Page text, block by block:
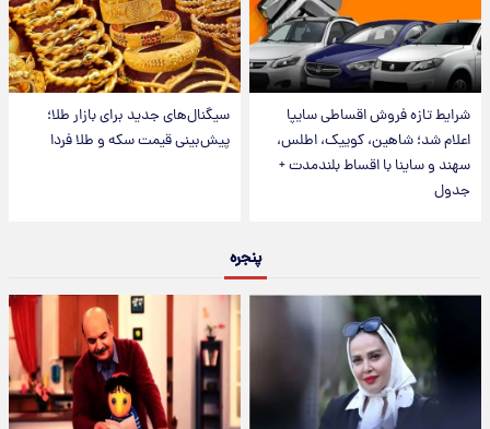
شرایط تازه فروش اقساطی سایپا
اعلام شد؛ شاهین، کوییک، اطلس،
سهند و ساینا با اقساط بلندمدت +
جدول
سیگنال‌های جدید برای بازار طلا؛
پیش‌بینی قیمت سکه و طلا فردا
پنجره